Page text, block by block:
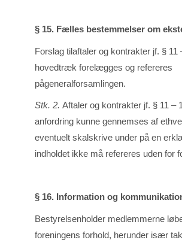
§ 15. Fælles bestemmelser om
Forslag tilaftaler og kontrakter jf. § 11
hovedtræk forelægges og refereres
pågeneralforsamlingen.
Stk. 2. Aftaler og kontrakter jf. § 11 –
anfordring kunne gennemses af
eventuelt skalskrive under på en
indholdet ikke må refereres uden for
§ 16. Information og
Bestyrelsenholder medlemmerne
foreningens forhold, herun­der især